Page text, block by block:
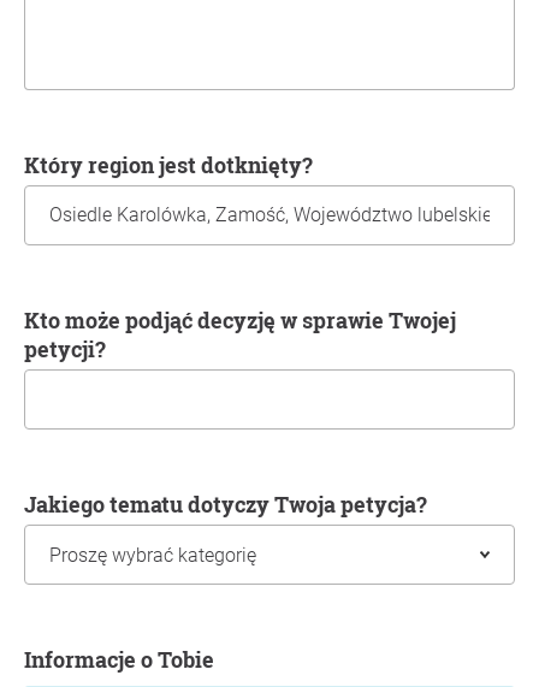
Który region jest dotknięty?
Kto może podjąć decyzję w sprawie Twojej
petycji?
Jakiego tematu dotyczy Twoja petycja?
Informacje o Tobie